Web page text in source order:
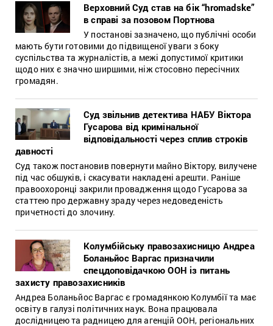
Верховний Суд став на бік “hromadske”
в справі за позовом Портнова
У постанові зазначено, що публічні особи
мають бути готовими до підвищеної уваги з боку
суспільства та журналістів, а межі допустимої критики
щодо них є значно ширшими, ніж стосовно пересічних
громадян.
Суд звільнив детектива НАБУ Віктора
Гусарова від кримінальної
відповідальності через сплив строків
давності
Суд також постановив повернути майно Віктору, вилучене
під час обшуків, і скасувати накладені арешти. Раніше
правоохоронці закрили провадження щодо Гусарова за
статтею про державну зраду через недоведеність
причетності до злочину.
Колумбійську правозахисницю Андреа
Боланьйос Варгас призначили
спецдоповідачкою ООН із питань
захисту правозахисників
Андреа Боланьйос Варгас є громадянкою Колумбії та має
освіту в галузі політичних наук. Вона працювала
дослідницею та радницею для агенцій ООН, регіональних